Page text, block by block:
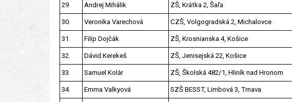
29. Andrej Mihálik ZŠ, Krátka 2, Šaľa
30. Veronika Varechová CZŠ, Volgogradská 2, Michalovce
31. Filip Dojčák ZŠ, Krosnianska 4, Košice
32. Dávid Kerekeš ZŠ, Jenisejská 22, Košice
33. Samuel Kolár ZŠ, Školská 482/1, Hliník nad Hronom
34. Emma Valkyová SZŠ BESST, Limbová 3, Trnava